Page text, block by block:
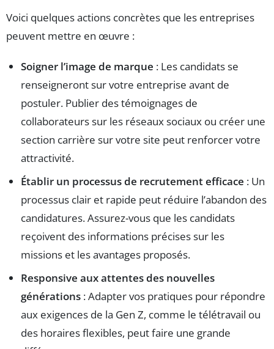
Voici quelques actions concrètes que les entreprises
peuvent mettre en œuvre :
Soigner l’image de marque : Les candidats se
renseigneront sur votre entreprise avant de
postuler. Publier des témoignages de
collaborateurs sur les réseaux sociaux ou créer une
section carrière sur votre site peut renforcer votre
attractivité.
Établir un processus de recrutement efficace : Un
processus clair et rapide peut réduire l’abandon des
candidatures. Assurez-vous que les candidats
reçoivent des informations précises sur les
missions et les avantages proposés.
Responsive aux attentes des nouvelles
générations : Adapter vos pratiques pour répondre
aux exigences de la Gen Z, comme le télétravail ou
des horaires flexibles, peut faire une grande